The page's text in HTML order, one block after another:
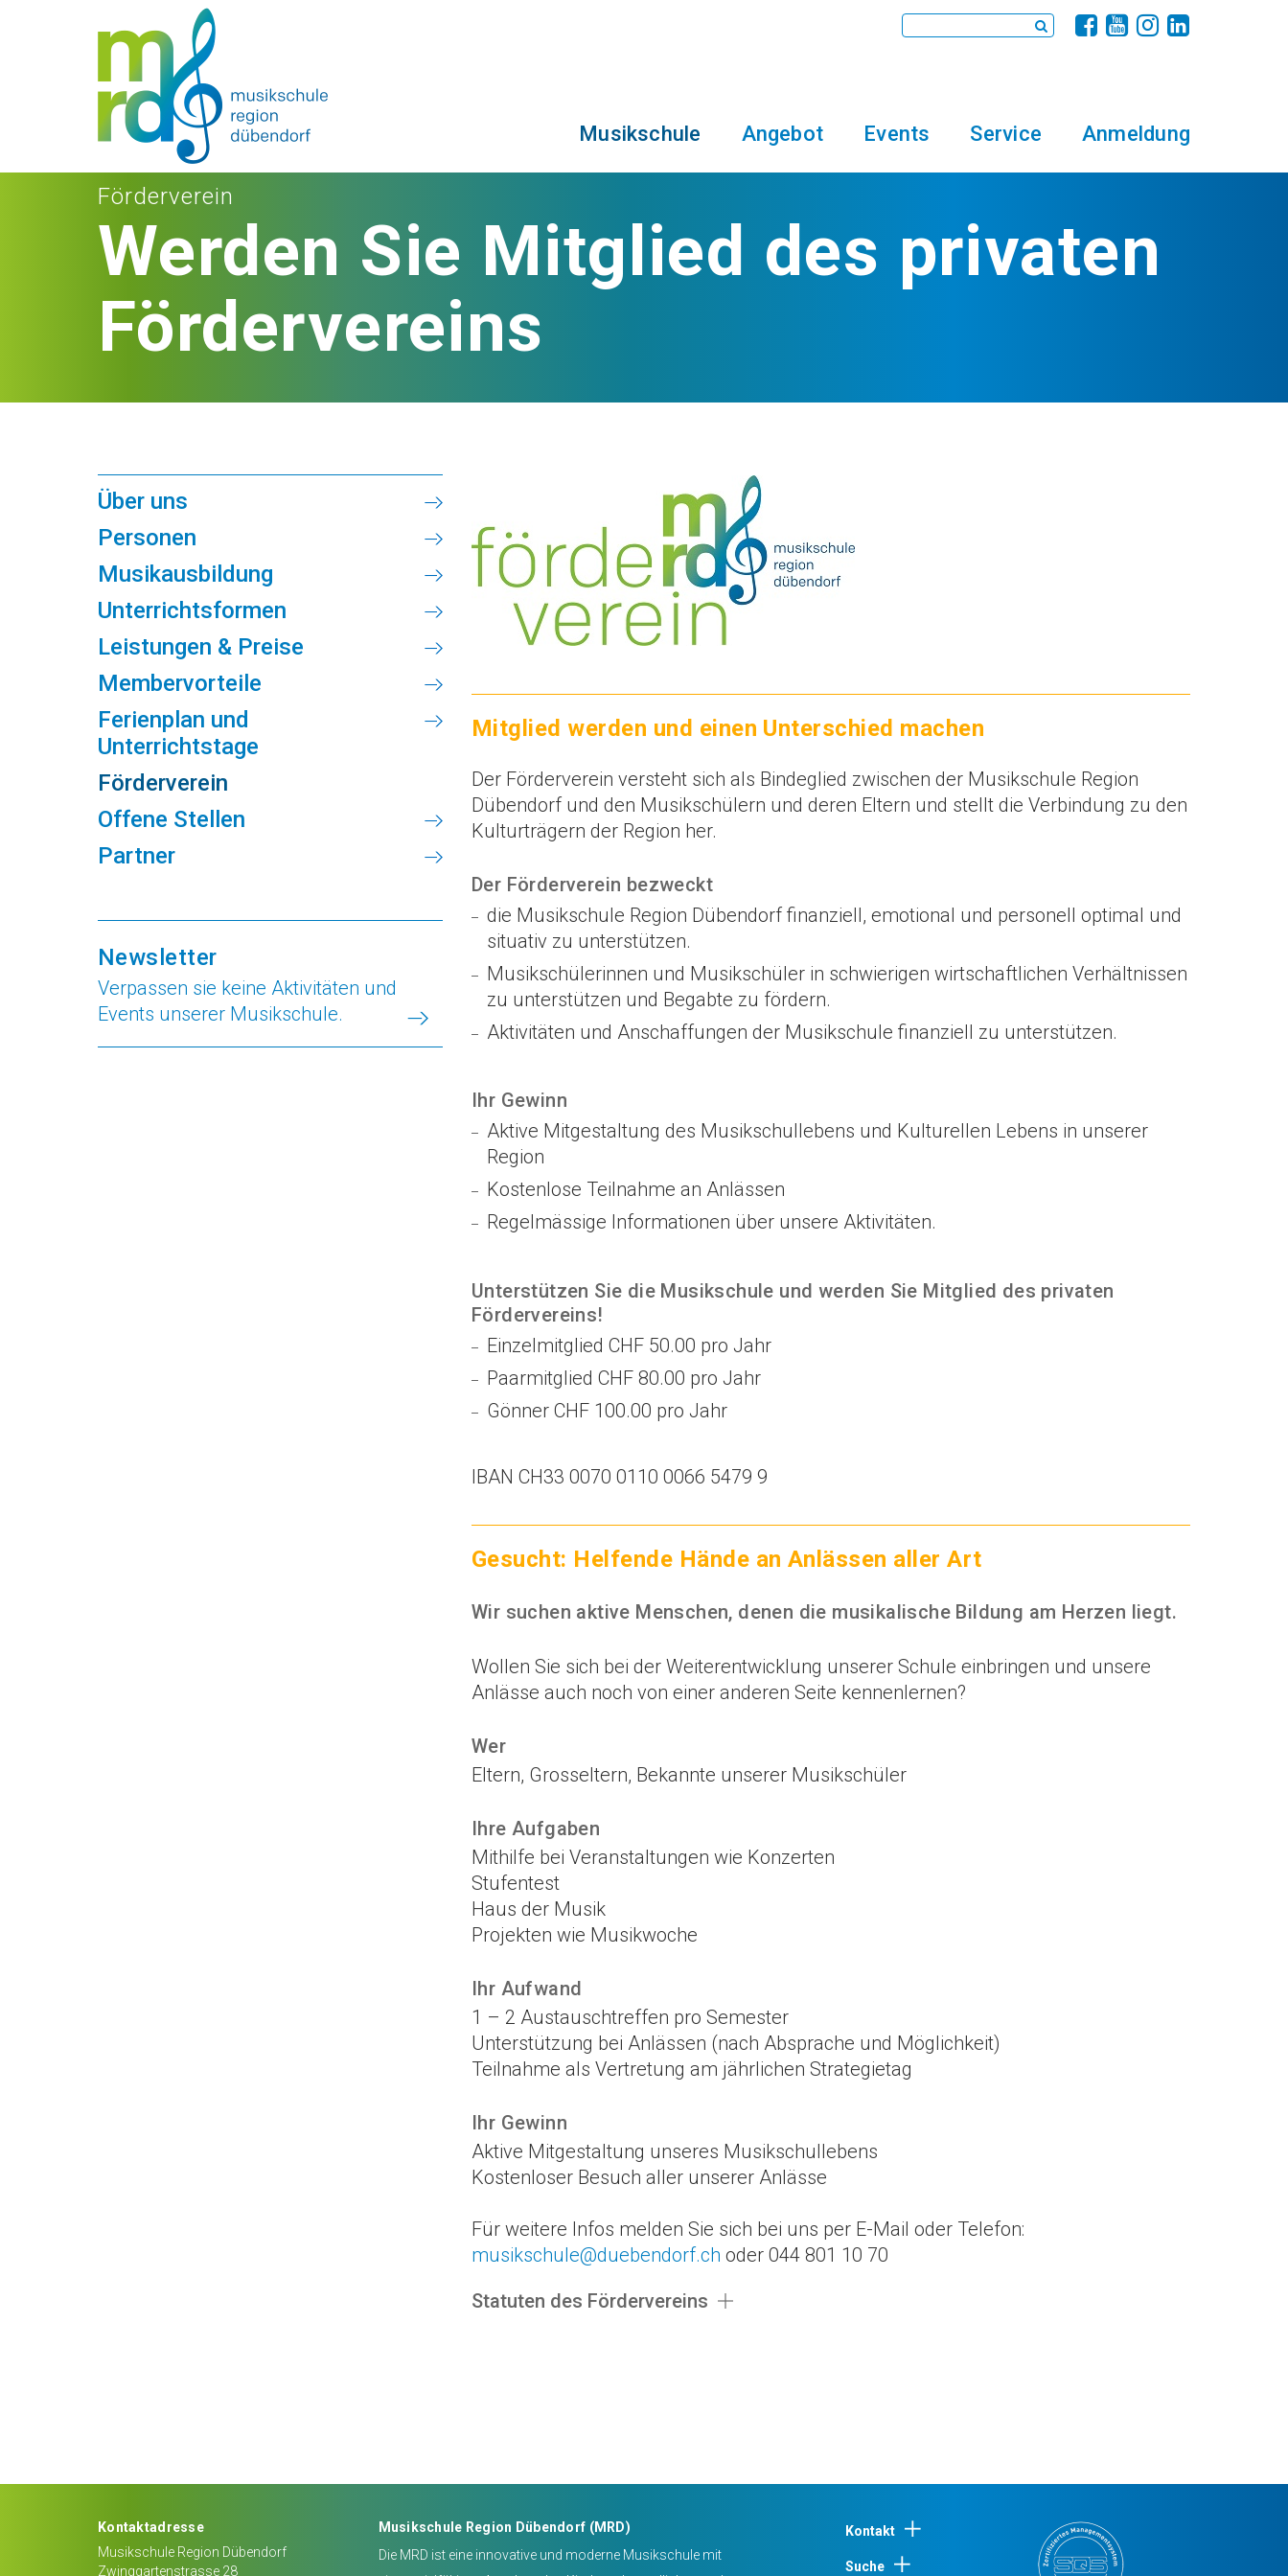
Musikschule Angebot Events Service Anmeldung
Förderverein
Werden Sie Mitglied des privaten
Fördervereins
Über uns
Personen
Musikausbildung
Unterrichtsformen
Leistungen & Preise
Membervorteile
Ferienplan und
Unterrichtstage
Förderverein
Offene Stellen
Partner
Newsletter
Verpassen sie keine Aktivitäten und
Events unserer Musikschule.
Mitglied werden und einen Unterschied machen
Der Förderverein versteht sich als Bindeglied zwischen der Musikschule Region
Dübendorf und den Musikschülern und deren Eltern und stellt die Verbindung zu den
Kulturträgern der Region her.
Der Förderverein bezweckt
die Musikschule Region Dübendorf finanziell, emotional und personell optimal und
situativ zu unterstützen.
Musikschülerinnen und Musikschüler in schwierigen wirtschaftlichen Verhältnissen
zu unterstützen und Begabte zu fördern.
Aktivitäten und Anschaffungen der Musikschule finanziell zu unterstützen.
Ihr Gewinn
Aktive Mitgestaltung des Musikschullebens und Kulturellen Lebens in unserer
Region
Kostenlose Teilnahme an Anlässen
Regelmässige Informationen über unsere Aktivitäten.
Unterstützen Sie die Musikschule und werden Sie Mitglied des privaten
Fördervereins!
Einzelmitglied CHF 50.00 pro Jahr
Paarmitglied CHF 80.00 pro Jahr
Gönner CHF 100.00 pro Jahr
IBAN CH33 0070 0110 0066 5479 9
Gesucht: Helfende Hände an Anlässen aller Art
Wir suchen aktive Menschen, denen die musikalische Bildung am Herzen liegt.
Wollen Sie sich bei der Weiterentwicklung unserer Schule einbringen und unsere
Anlässe auch noch von einer anderen Seite kennenlernen?
Wer
Eltern, Grosseltern, Bekannte unserer Musikschüler
Ihre Aufgaben
Mithilfe bei Veranstaltungen wie Konzerten
Stufentest
Haus der Musik
Projekten wie Musikwoche
Ihr Aufwand
1 – 2 Austauschtreffen pro Semester
Unterstützung bei Anlässen (nach Absprache und Möglichkeit)
Teilnahme als Vertretung am jährlichen Strategietag
Ihr Gewinn
Aktive Mitgestaltung unseres Musikschullebens
Kostenloser Besuch aller unserer Anlässe
Für weitere Infos melden Sie sich bei uns per E-Mail oder Telefon:
musikschule@duebendorf.ch oder 044 801 10 70
Statuten des Fördervereins
Kontaktadresse
Musikschule Region Dübendorf
Zwinggartenstrasse 28
Musikschule Region Dübendorf (MRD)
Die MRD ist eine innovative und moderne Musikschule mit
Kontakt
Suche